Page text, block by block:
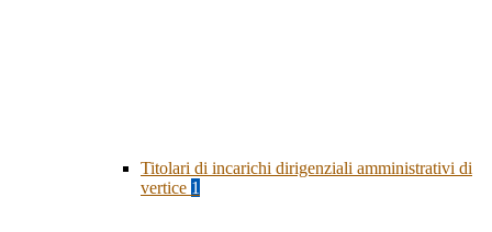
Titolari di incarichi dirigenziali amministrativi di
vertice 1